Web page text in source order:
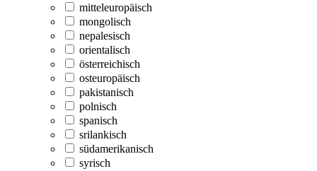
mitteleuropäisch
mongolisch
nepalesisch
orientalisch
österreichisch
osteuropäisch
pakistanisch
polnisch
spanisch
srilankisch
südamerikanisch
syrisch